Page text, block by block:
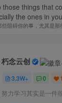
those things that
the ones in
些阻碍你的事，尤其是
朽念云创
3.3W+ 0 1
努力学习其实是一件